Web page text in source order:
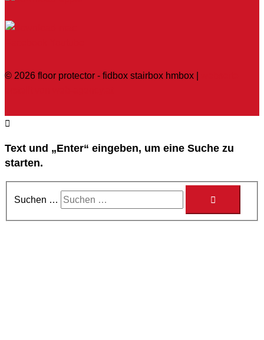
© 2026 floor protector - fidbox stairbox hmbox
Text und „Enter“ eingeben, um eine Suche zu
starten.
Suchen …